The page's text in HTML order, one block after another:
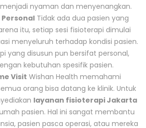
nyaman dan menyenangkan.
Tidak ada dua pasien yang
itu, setiap sesi fisioterapi dimulai
menyeluruh terhadap kondisi pasien.
yang disusun pun bersifat personal,
kebutuhan spesifik pasien.
Visit Wishan Health memahami
orang bisa datang ke klinik. Untuk
layanan fisioterapi Jakarta
pasien. Hal ini sangat membantu
pasien pasca operasi, atau mereka